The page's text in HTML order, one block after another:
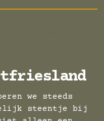
we steeds
steentje bij